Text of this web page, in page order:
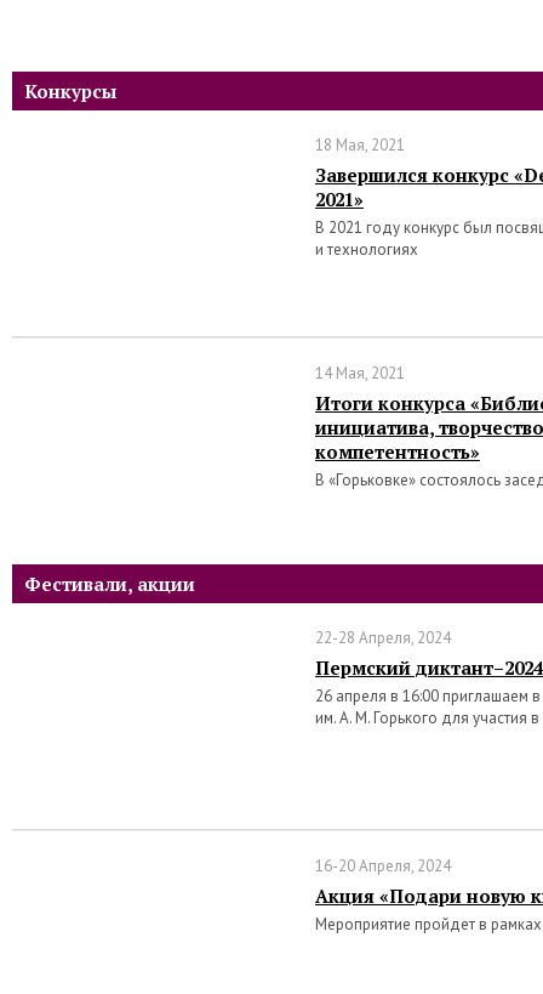
Конкурсы
18 Мая, 2021
Завершился конкурс
2021»
В 2021 году конкурс был
и технологиях
14 Мая, 2021
Итоги конкурса
инициатива,
компетентность»
В «Горьковке» состоялось
Фестивали, акции
22-28 Апреля, 2024
Пермский диктант–2024
26 апреля в 16:00 приглашаем
им. А. М. Горького для участия
16-20 Апреля, 2024
Акция «Подари новую
Мероприятие пройдет в